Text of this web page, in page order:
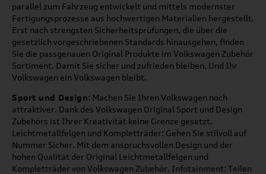
parallel zum Fahrzeug entwickelt und mittels modernster
Fertigungsprozesse aus hochwertigen Materialien hergestellt.
Erst nach strengsten Sicherheitsprüfungen, die über die
gesetzlich vorgeschriebenen Standards hinausgehen, finden
Sie die passgenauen Original Produkte im Volkswagen Zubehör
Sortiment. Damit Sie sicher und zufrieden bleiben. Und Ihr
Volkswagen ein Volkswagen bleibt.
Sport und Design: Machen Sie Ihren Volkswagen noch
attraktiver. Dank des Volkswagen Original Sport und Design
Zubehörs ist Ihrer Kreativität keine Grenze gesetzt.
Leichtmetallfelgen und Kompletträder: Gehen Sie stilvoll auf
Nummer Sicher. Mit dem anspruchsvollen Design und der
hohen Qualität der Original Leichtmetallfelgen und
Kompletträder von Volkswagen Zubehör. Infotainment: Teilen